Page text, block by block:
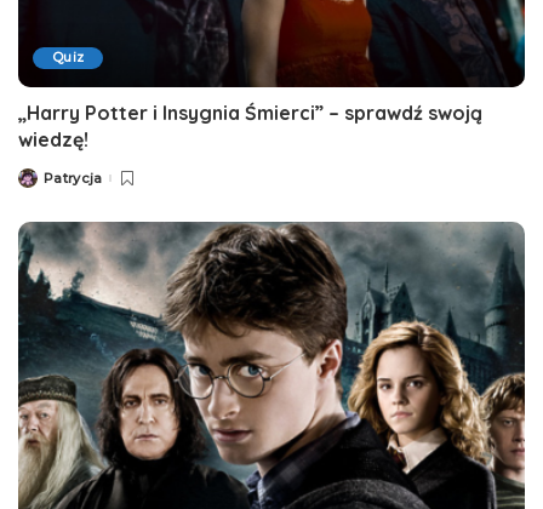
Quiz
„Harry Potter i Insygnia Śmierci” – sprawdź swoją
wiedzę!
PostedPatrycja